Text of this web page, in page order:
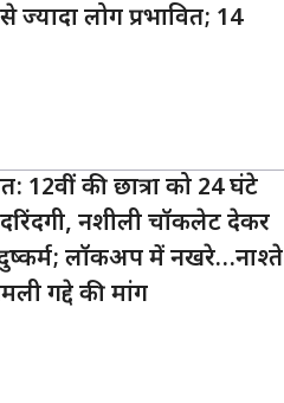
लोग प्रभावित; 14
12वीं की छात्रा को 24 घंटे
नशीली चॉकलेट देकर
लॉकअप में नखरे…नाश्ते
गद्दे की मांग